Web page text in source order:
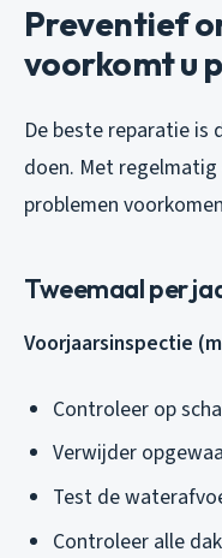
Preventief
voorkomt u
De beste reparatie is
doen. Met
problemen
Tweemaal per
Voorjaarsinspectie
Controleer op
Verwijder
Test de
Controleer alle